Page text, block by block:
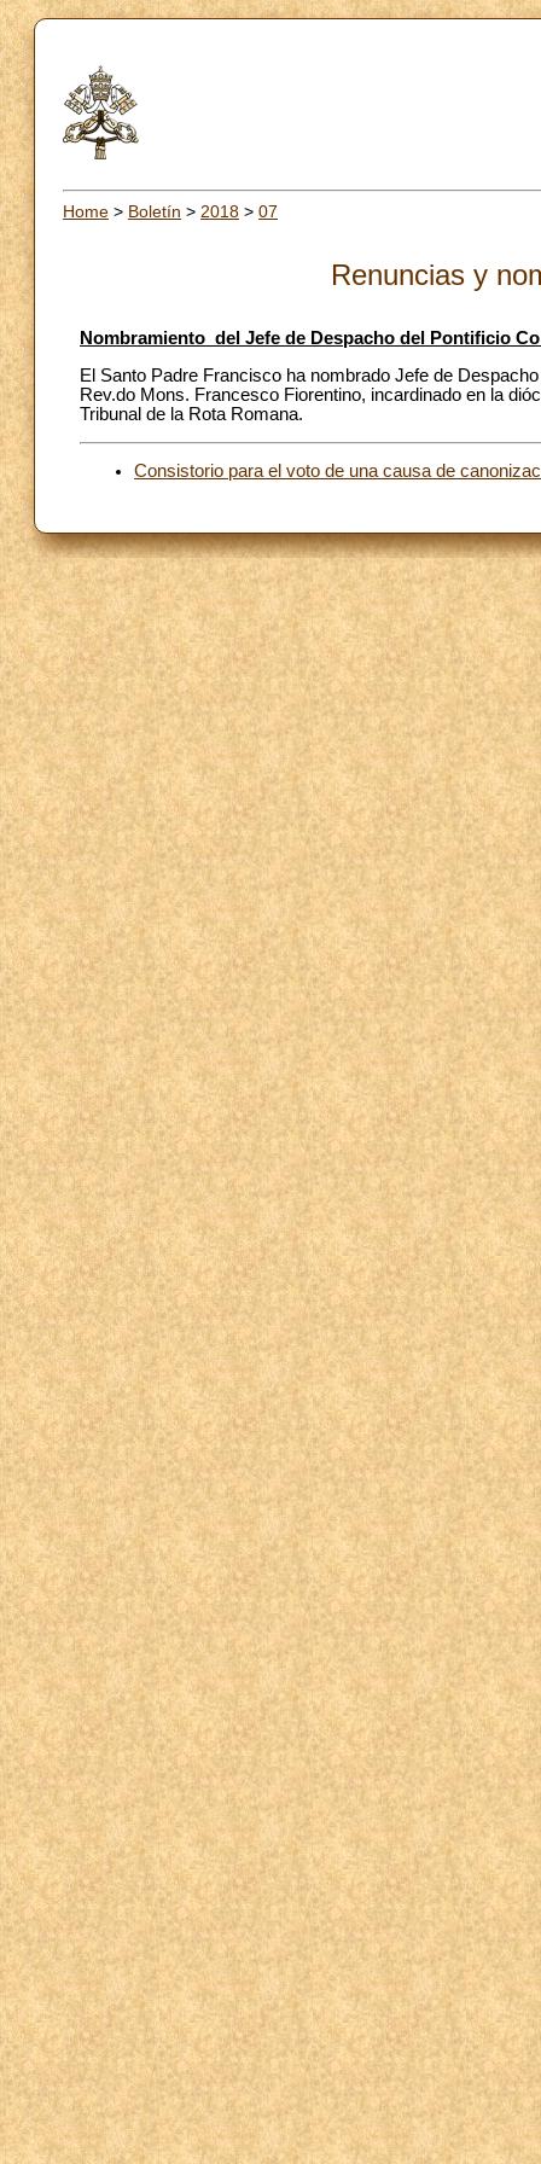
Home > Boletín > 2018 > 07
Renuncias y
Nombramiento del Jefe de Despacho del Pontificio
El Santo Padre Francisco ha nombrado Jefe de
Rev.do Mons. Francesco Fiorentino, incardinado en la
Tribunal de la Rota Romana.
Consistorio para el voto de una causa de